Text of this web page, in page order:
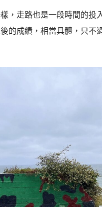
，走路也是一段時間的
的成績，相當具體，只